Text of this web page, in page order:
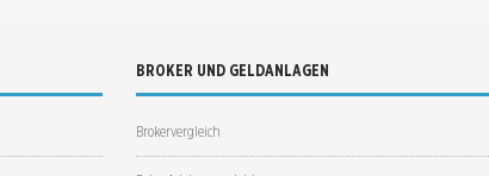
BROKER UND GELDANLAGEN
Brokervergleich